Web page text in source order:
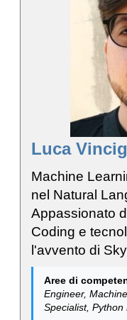
Luca
Machine
nel Natural
Appassionato
Coding e
l'avvento di
Aree di
Engineer,
Specialist, Python